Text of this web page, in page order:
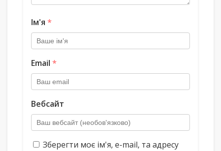
Ім'я *
Email *
Вебсайт
Зберегти моє ім'я, e-mail, та адресу